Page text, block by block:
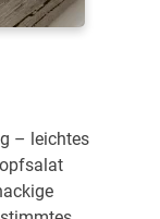
– leichtes